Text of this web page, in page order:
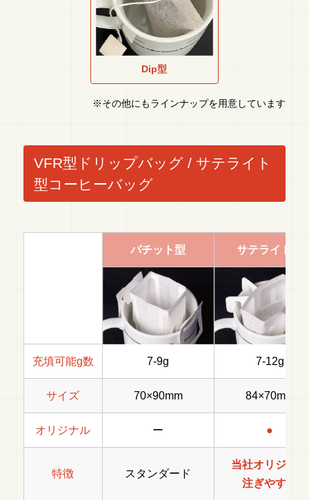
Dip型
※その他にもラインナップを用意しています
VFR型ドリップバッグ / サテライト
型コーヒーバッグ
パチット型 サテライト型
充填可能g数 7-9g 7-12g
サイズ 70×90mm 84×70mm
オリジナル ー ●
特徴 スタンダード
当社オリジナル
注ぎやすい